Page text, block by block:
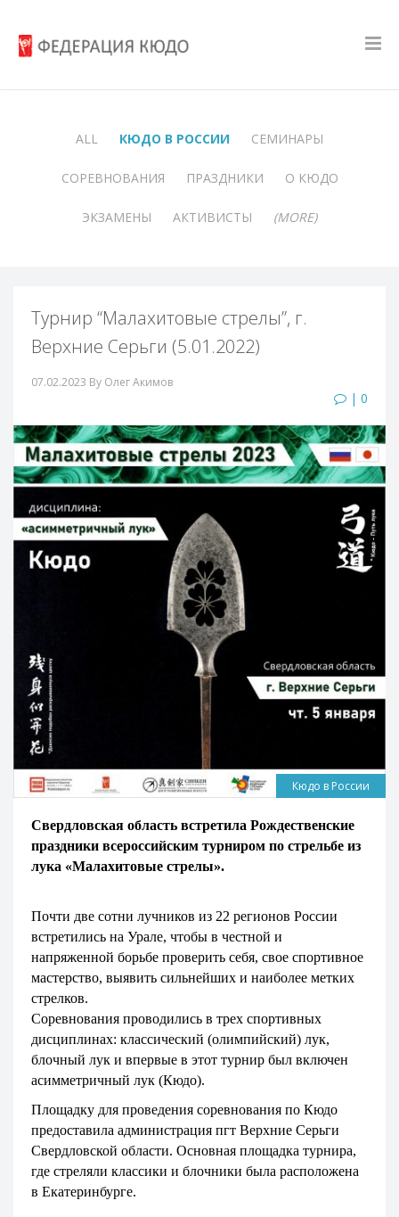
ALL КЮДО В РОССИИ СЕМИНАРЫ
СОРЕВНОВАНИЯ ПРАЗДНИКИ О КЮДО
ЭКЗАМЕНЫ АКТИВИСТЫ (MORE)
Турнир “Малахитовые стрелы”, г.
Верхние Серьги (5.01.2022)
07.02.2023 By Олег Акимов
| 0
Кюдо в России
Свердловская область встретила Рождественские
праздники всероссийским турниром по стрельбе из
лука «Малахитовые стрелы».
Почти две сотни лучников из 22 регионов России
встретились на Урале, чтобы в честной и
напряженной борьбе проверить себя, свое спортивное
мастерство, выявить сильнейших и наиболее метких
стрелков.
Соревнования проводились в трех спортивных
дисциплинах: классический (олимпийский) лук,
блочный лук и впервые в этот турнир был включен
асимметричный лук (Кюдо).
Площадку для проведения соревнования по Кюдо
предоставила администрация пгт Верхние Серьги
Свердловской области. Основная площадка турнира,
где стреляли классики и блочники была расположена
в Екатеринбурге.